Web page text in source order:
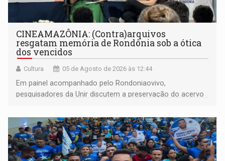
CINEAMAZÔNIA: (Contra)arquivos
resgatam memória de Rondônia sob a ótica
dos vencidos
Cultura 05 de Agosto de 2026 às 12:44
Em painel acompanhado pelo Rondoniaovivo,
pesquisadores da Unir discutem a preservação do acervo
memória como bússola para o futuro